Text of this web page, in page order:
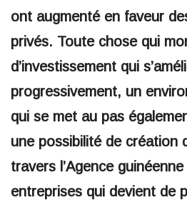
ont augmenté en faveur
privés. Toute chose qui
d’investissement qui
progressivement, un
qui se met au pas
une possibilité de création
travers l’Agence
entreprises qui devient de